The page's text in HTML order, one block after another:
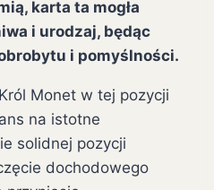
karta ta mogła
i urodzaj, będąc
i pomyślności.
Monet w tej pozycji
na istotne
solidnej pozycji
dochodowego